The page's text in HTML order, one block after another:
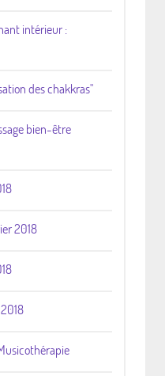
intérieur :
des chakkras"
bien-être
2018